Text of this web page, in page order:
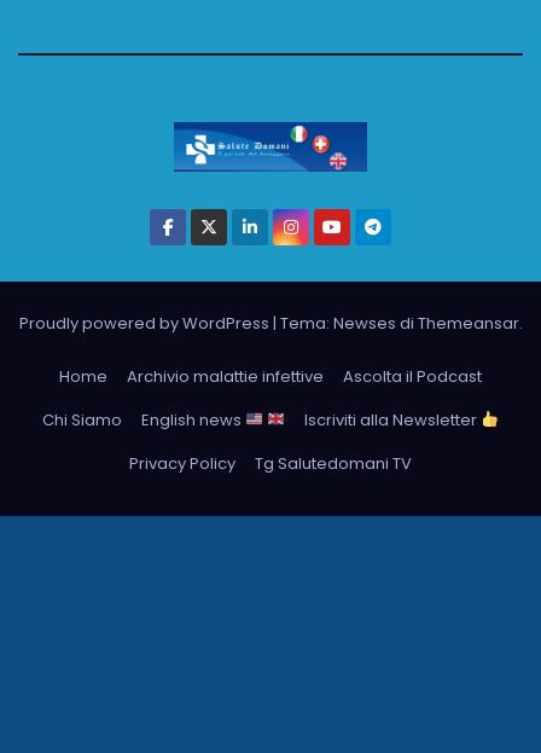
Proudly powered by WordPress | Tema: Newses di Themeansar.
Home Archivio malattie infettive
Ascolta il Podcast
Chi Siamo
English news
Iscriviti alla Newsletter
Privacy Policy
Tg Salutedomani TV